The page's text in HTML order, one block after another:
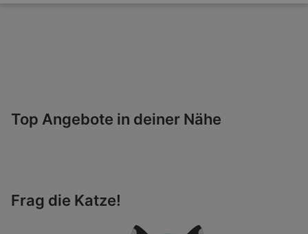
Top Angebote in deiner Nähe
Frag die Katze!